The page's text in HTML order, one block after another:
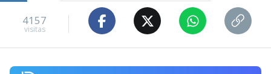
4157
visitas